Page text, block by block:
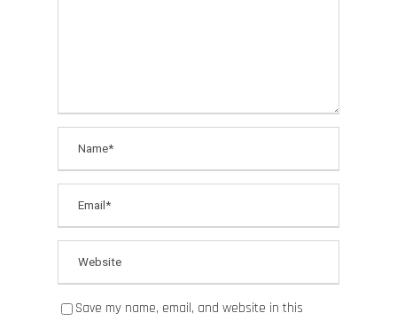
Save my name, email, and website in this